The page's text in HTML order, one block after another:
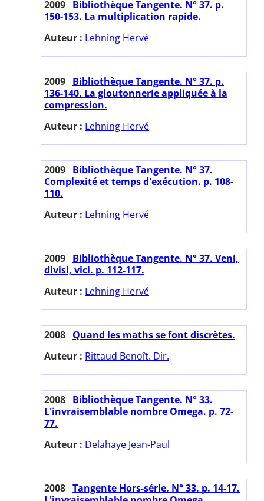
2009 Bibliothèque Tangente. N° 37. p.
150-153. La multiplication rapide.
Auteur : Lehning Hervé
2009 Bibliothèque Tangente. N° 37. p.
136-140. La gloutonnerie appliquée à la
compression.
Auteur : Lehning Hervé
2009 Bibliothèque Tangente. N° 37.
Complexité et temps d'exécution. p. 108-
110.
Auteur : Lehning Hervé
2009 Bibliothèque Tangente. N° 37. Veni,
divisi, vici. p. 112-117.
Auteur : Lehning Hervé
2008 Quand les maths se font discrètes.
Auteur : Rittaud Benoît. Dir.
2008 Bibliothèque Tangente. N° 33.
L'invraisemblable nombre Omega. p. 72-
77.
Auteur : Delahaye Jean-Paul
2008 Tangente Hors-série. N° 33. p. 14-17.